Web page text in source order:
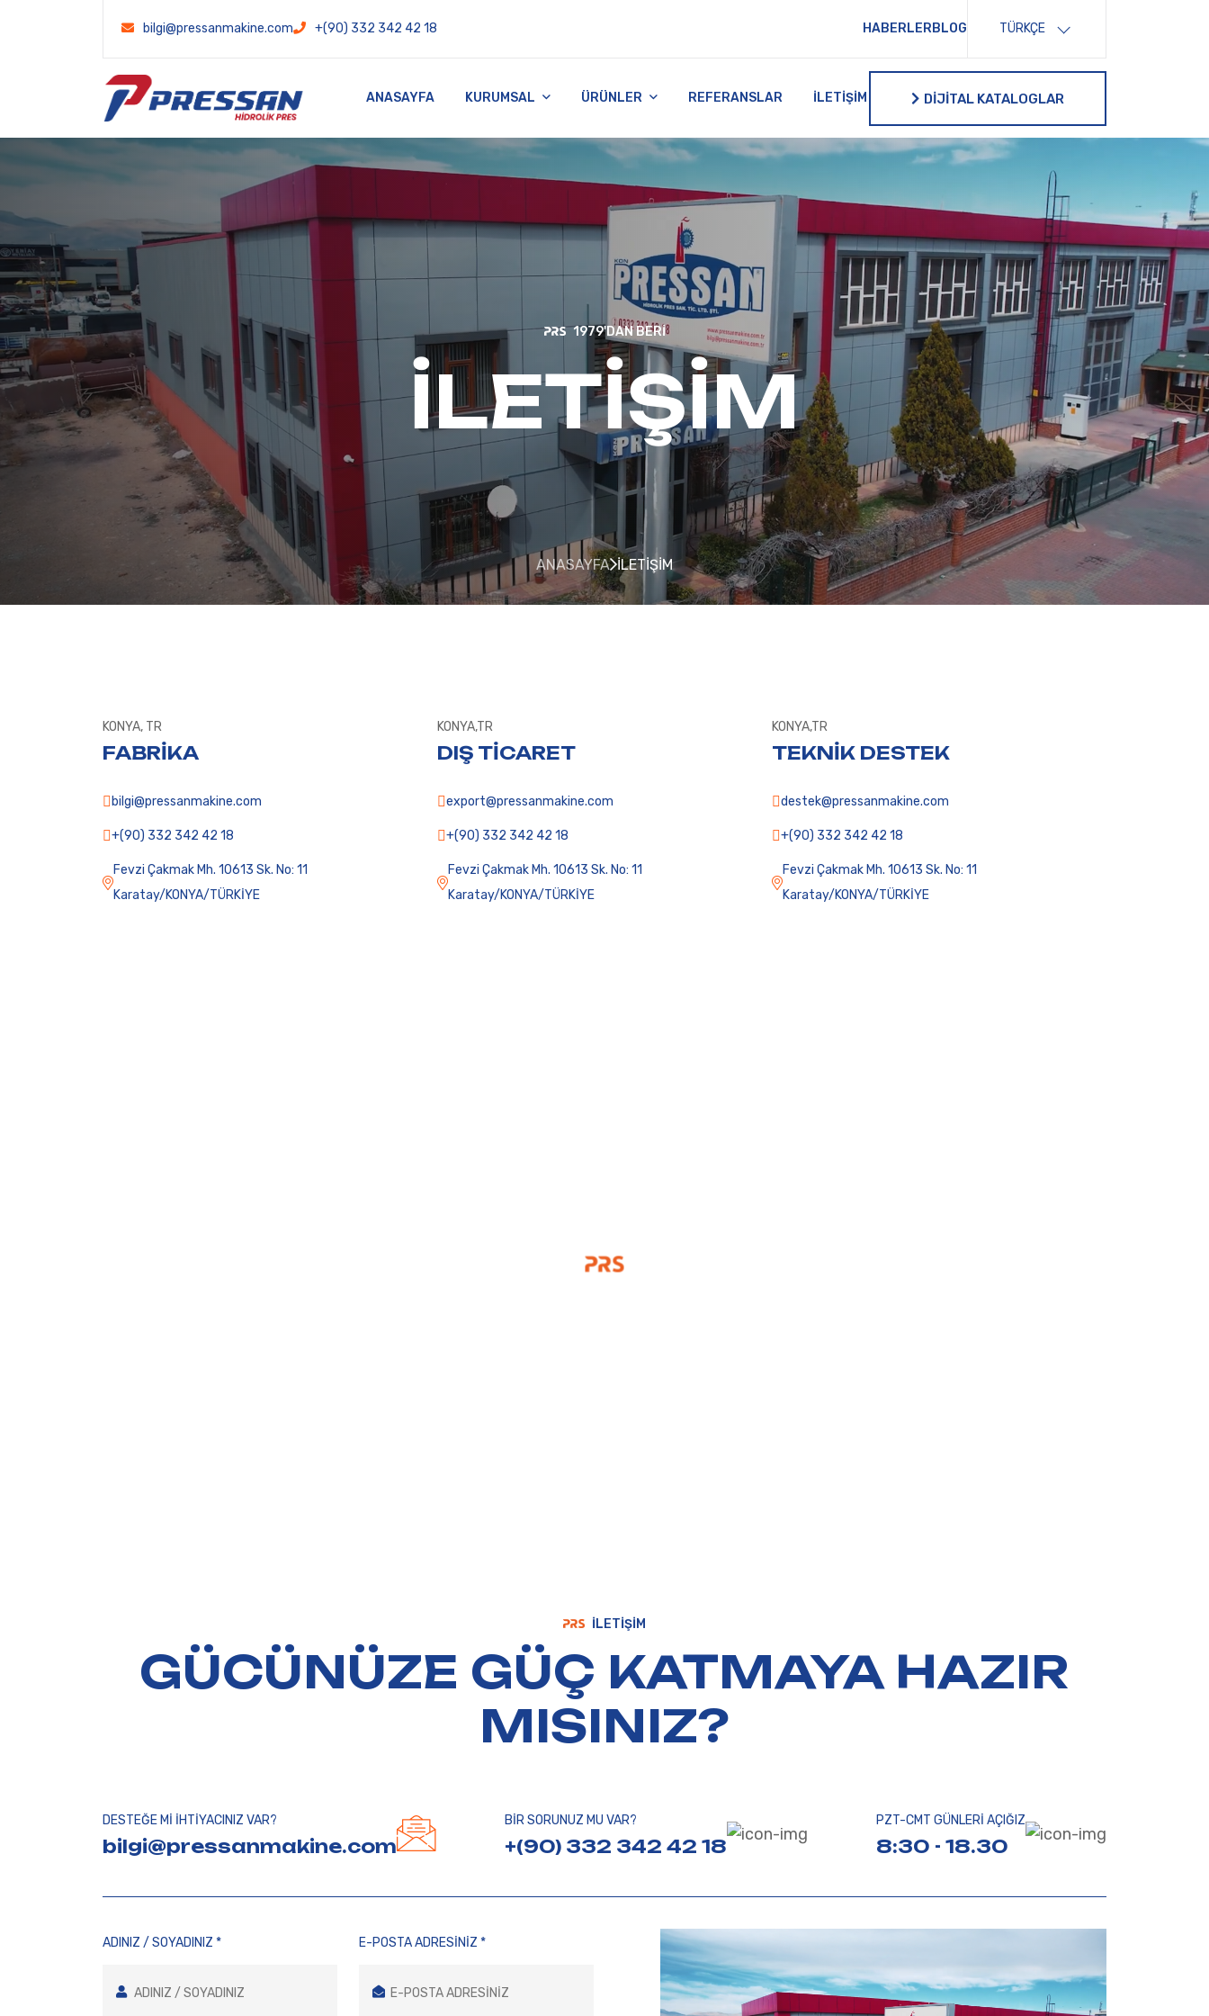
bilgi@pressanmakine.com +(90) 332 342 42 18 HABERLERBLOG TÜRKÇE
ANASAYFA KURUMSAL ÜRÜNLER REFERANSLAR İLETIŞIM
DİJİTAL KATALOGLAR
1979'DAN BERI
İLETIŞIM
ANASAYFA İLETIŞIM
KONYA, TR
FABRİKA
bilgi@pressanmakine.com
+(90) 332 342 42 18
Fevzi Çakmak Mh. 10613 Sk. No: 11
Karatay/KONYA/TÜRKİYE
KONYA,TR
DIŞ TİCARET
export@pressanmakine.com
+(90) 332 342 42 18
Fevzi Çakmak Mh. 10613 Sk. No: 11
Karatay/KONYA/TÜRKİYE
KONYA,TR
TEKNİK DESTEK
destek@pressanmakine.com
+(90) 332 342 42 18
Fevzi Çakmak Mh. 10613 Sk. No: 11
Karatay/KONYA/TÜRKİYE
İLETIŞIM
GÜCÜNÜZE GÜÇ KATMAYA HAZIR
MISINIZ?
DESTEĞE Mİ İHTİYACINIZ VAR?
bilgi@pressanmakine.com
BİR SORUNUZ MU VAR?
+(90) 332 342 42 18
PZT-CMT GÜNLERİ AÇIĞIZ
8:30 - 18.30
ADINIZ / SOYADINIZ * E-POSTA ADRESINIZ *